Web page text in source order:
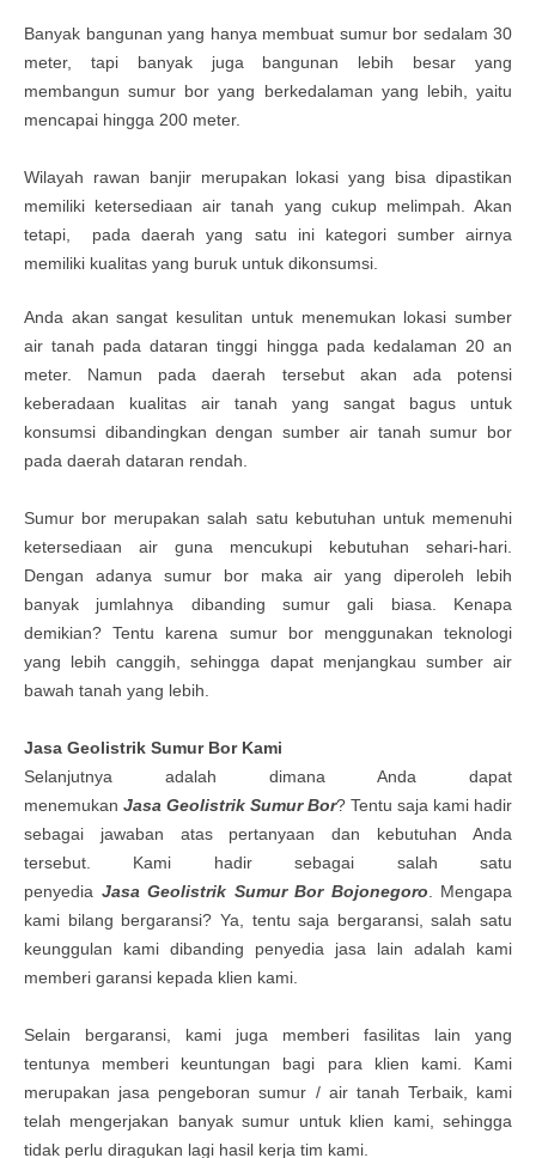
Banyak bangunan yang hanya membuat sumur bor sedalam 30
meter, tapi banyak juga bangunan lebih besar yang
membangun sumur bor yang berkedalaman yang lebih, yaitu
mencapai hingga 200 meter.
Wilayah rawan banjir merupakan lokasi yang bisa dipastikan
memiliki ketersediaan air tanah yang cukup melimpah. Akan
tetapi, pada daerah yang satu ini kategori sumber airnya
memiliki kualitas yang buruk untuk dikonsumsi.
Anda akan sangat kesulitan untuk menemukan lokasi sumber
air tanah pada dataran tinggi hingga pada kedalaman 20 an
meter. Namun pada daerah tersebut akan ada potensi
keberadaan kualitas air tanah yang sangat bagus untuk
konsumsi dibandingkan dengan sumber air tanah sumur bor
pada daerah dataran rendah.
Sumur bor merupakan salah satu kebutuhan untuk memenuhi
ketersediaan air guna mencukupi kebutuhan sehari-hari.
Dengan adanya sumur bor maka air yang diperoleh lebih
banyak jumlahnya dibanding sumur gali biasa. Kenapa
demikian? Tentu karena sumur bor menggunakan teknologi
yang lebih canggih, sehingga dapat menjangkau sumber air
bawah tanah yang lebih.
Jasa Geolistrik Sumur Bor Kami
Selanjutnya adalah dimana Anda dapat
menemukan Jasa Geolistrik Sumur Bor? Tentu saja kami hadir
sebagai jawaban atas pertanyaan dan kebutuhan Anda
tersebut. Kami hadir sebagai salah satu
penyedia Jasa Geolistrik Sumur Bor Bojonegoro . Mengapa
kami bilang bergaransi? Ya, tentu saja bergaransi, salah satu
keunggulan kami dibanding penyedia jasa lain adalah kami
memberi garansi kepada klien kami.
Selain bergaransi, kami juga memberi fasilitas lain yang
tentunya memberi keuntungan bagi para klien kami. Kami
merupakan jasa pengeboran sumur / air tanah Terbaik, kami
telah mengerjakan banyak sumur untuk klien kami, sehingga
tidak perlu diragukan lagi hasil kerja tim kami.